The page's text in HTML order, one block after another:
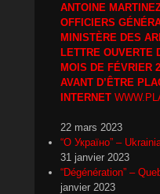
ANTOINE
OFFICIERS
MINISTÈRE DES
LETTRE OUVERTE
MOIS DE FÉVRIER
AVANT D’ÊTRE
INTERNET
22 mars 2023
“О Україно” –
31 janvier 2023
“Dégénération” –
janvier 2023